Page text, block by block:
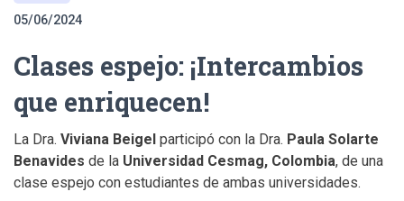
05/06/2024
Clases espejo: ¡Intercambios
que enriquecen!
La Dra. Viviana Beigel participó con la Dra. Paula Solarte
Benavides de la Universidad Cesmag, Colombia, de una
clase espejo con estudiantes de ambas universidades.